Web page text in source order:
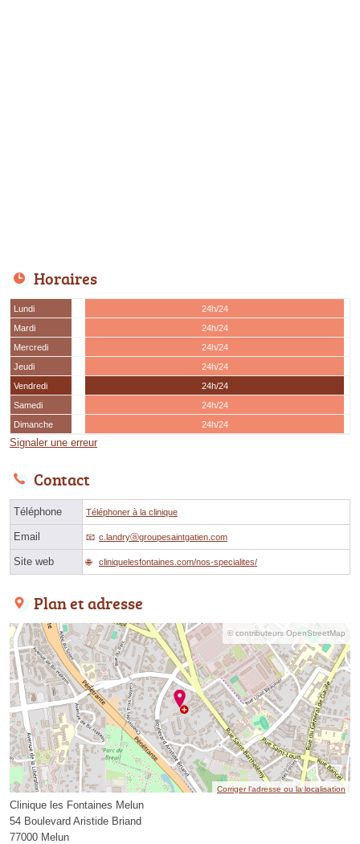
Horaires
Lundi
24h/24
Mardi
24h/24
Mercredi
24h/24
Jeudi
24h/24
Vendredi
24h/24
Samedi
24h/24
Dimanche
24h/24
Signaler une erreur
Contact
Téléphone Téléphoner à la clinique
Email c.landryⓐgroupesaintgatien.com
Site web cliniquelesfontaines.com/nos-specialites/
Plan et adresse
© contributeurs OpenStreetMap
Corriger l’adresse ou la localisation
Clinique les Fontaines Melun
54 Boulevard Aristide Briand
77000 Melun